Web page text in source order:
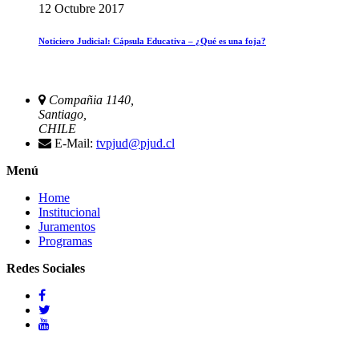
12 Octubre 2017
Noticiero Judicial: Cápsula Educativa – ¿Qué es una foja?
Compañia 1140,
Santiago,
CHILE
E-Mail: tvpjud@pjud.cl
Menú
Home
Institucional
Juramentos
Programas
Redes Sociales